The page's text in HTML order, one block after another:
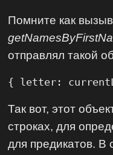
Помните как
отправлял такой
{ letter:
Так вот, этот
строках, для
для предикатов. В